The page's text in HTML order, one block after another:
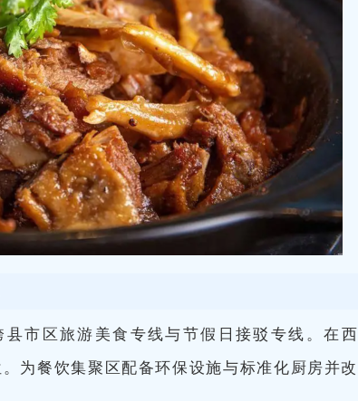
市区旅游美食专线与节假日接驳专线。在西
为餐饮集聚区配备环保设施与标准化厨房并改